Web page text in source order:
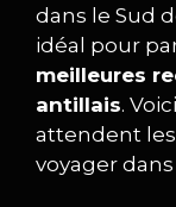
dans le Sud
idéal pour
meilleures
antillais.
attendent
voyager